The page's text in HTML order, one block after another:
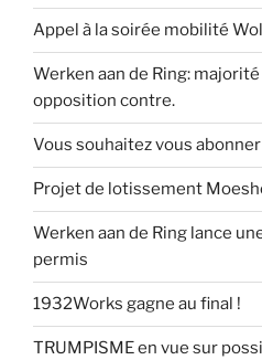
Appel à la soirée mobilité
Werken aan de Ring:
opposition contre.
Vous souhaitez vous
Projet de lotissement
Werken aan de Ring lance
permis
1932Works gagne au final !
TRUMPISME en vue sur